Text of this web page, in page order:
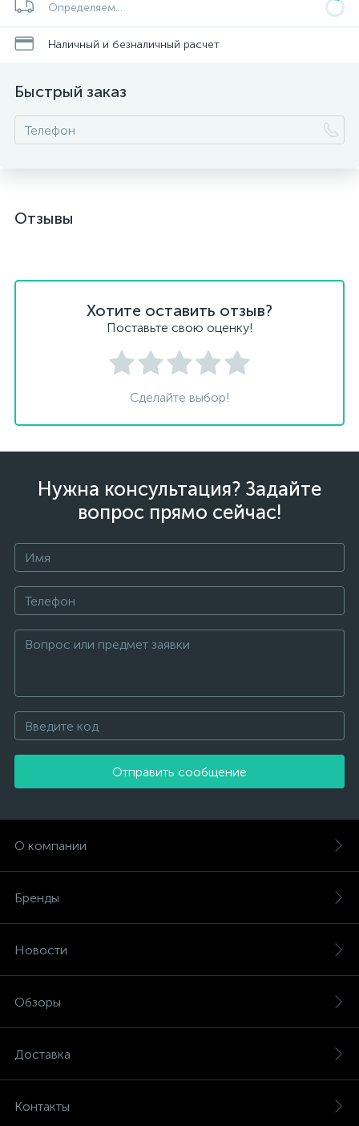
Определяем...
Наличный и безналичный расчет
Быстрый заказ
Отзывы
Хотите оставить отзыв?
Поставьте свою оценку!
Сделайте выбор!
Нужна консультация? Задайте
вопрос прямо сейчас!
Отправить сообщение
О компании
Бренды
Новости
Обзоры
Доставка
Контакты